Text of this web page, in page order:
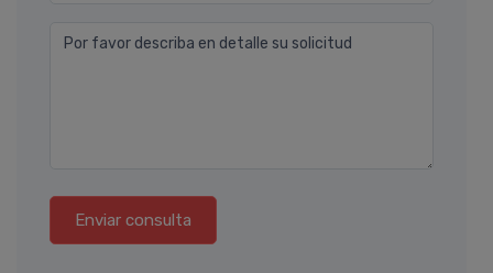
Por favor describa en detalle su solicitud
Enviar consulta